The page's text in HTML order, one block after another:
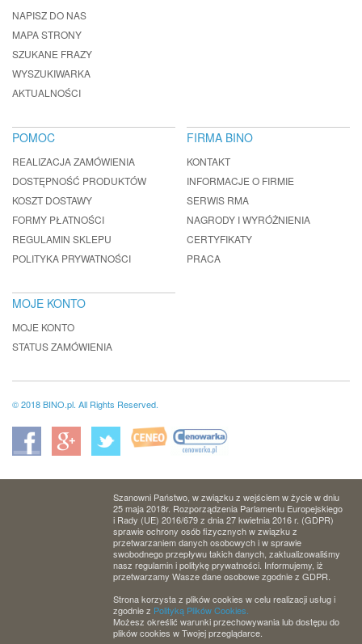
NAPISZ DO NAS
MAPA STRONY
SZUKANE FRAZY
WYSZUKIWARKA
AKTUALNOŚCI
POMOC
REALIZACJA ZAMÓWIENIA
DOSTĘPNOŚĆ PRODUKTÓW
KOSZT DOSTAWY
FORMY PŁATNOŚCI
REGULAMIN SKLEPU
POLITYKA PRYWATNOŚCI
FIRMA BINO
KONTAKT
INFORMACJE O FIRMIE
SERWIS RMA
NAGRODY I WYRÓŻNIENIA
CERTYFIKATY
PRACA
MOJE KONTO
MOJE KONTO
STATUS ZAMÓWIENIA
© 2018 BINO.pl. All Rights Reserved.
Szanowni Państwo, w związku z wejściem w życie w dniu
25 maja 2018r. Rozporządzenia Parlamentu Europejskiego
i Rady (UE) 2016/679 z dnia 27 kwietnia 2016 r. (GDPR)
sprawie ochrony osób fizycznych w związku z
przetwarzaniem danych osobowych i w sprawie
swobodnego przepływu takich danych, zaktualizowaliśmy
nasz regulamin i politykę prywatności. Informujemy, iż
przetwarzamy Wasze dane osobowe zgodnie z GDPR.
Strona korzysta z plików cookies w celu realizacji usług i
zgodnie z Polityką Plików Cookies.
Możesz określić warunki przechowywania lub dostępu do
plików cookies w Twojej przeglądarce.